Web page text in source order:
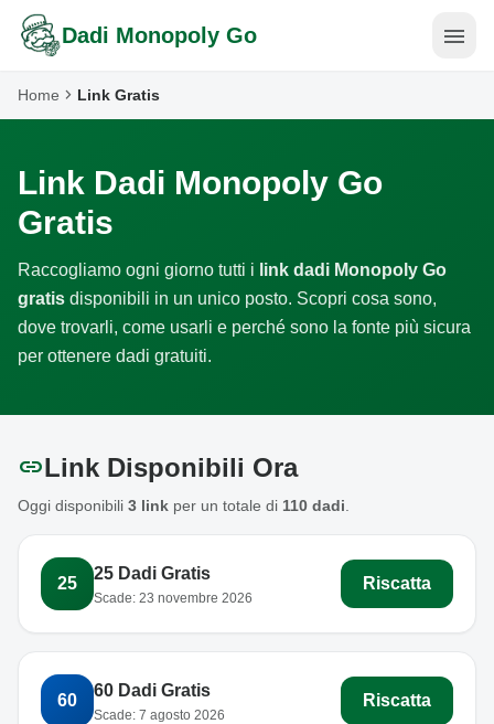
Dadi Monopoly Go menu
Home chevron_right Link Gratis
Link Dadi Monopoly Go
Gratis
Raccogliamo ogni giorno tutti i link dadi Monopoly Go
gratis disponibili in un unico posto. Scopri cosa sono,
dove trovarli, come usarli e perché sono la fonte più sicura
per ottenere dadi gratuiti.
linkLink Disponibili Ora
Oggi disponibili 3 link per un totale di 110 dadi
25
25 Dadi Gratis
Scade: 23 novembre 2026
Riscatta
60
60 Dadi Gratis
Scade: 7 agosto 2026
Riscatta